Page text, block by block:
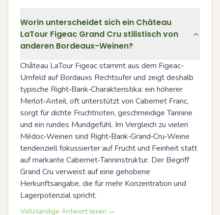
Worin unterscheidet sich ein Château
LaTour Figeac Grand Cru stilistisch von
anderen Bordeaux-Weinen?
Château LaTour Figeac stammt aus dem Figeac-
Umfeld auf Bordauxs Rechtsufer und zeigt deshalb
typische Right‑Bank‑Charakteristika: ein höherer
Merlot‑Anteil, oft unterstützt von Cabernet Franc,
sorgt für dichte Fruchtnoten, geschmeidige Tannine
und ein rundes Mundgefühl. Im Vergleich zu vielen
Médoc‑Weinen sind Right‑Bank‑Grand‑Cru‑Weine
tendenziell fokussierter auf Frucht und Feinheit statt
auf markante Cabernet‑Tanninstruktur. Der Begriff
Grand Cru verweist auf eine gehobene
Herkunftsangabe, die für mehr Konzentration und
Lagerpotenzial spricht.
Vollständige Antwort lesen →